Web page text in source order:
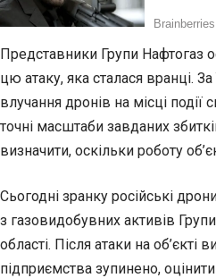
Представники Групи Нафтогаз
цю атаку, яка сталася вранці.
влучання дронів на місці
точні масштаби завданих
визначити, оскільки роботу
Сьогодні зранку російські
з газовидобувних активів
області. Після атаки на
підприємства зупинено,